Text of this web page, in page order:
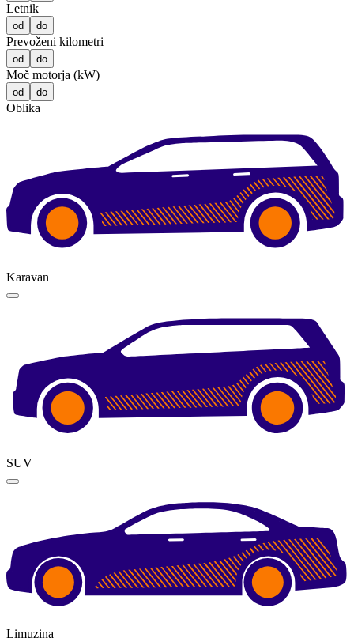
Letnik
od do
Prevoženi kilometri
od do
Moč motorja (kW)
od do
Oblika
Karavan
SUV
Limuzina